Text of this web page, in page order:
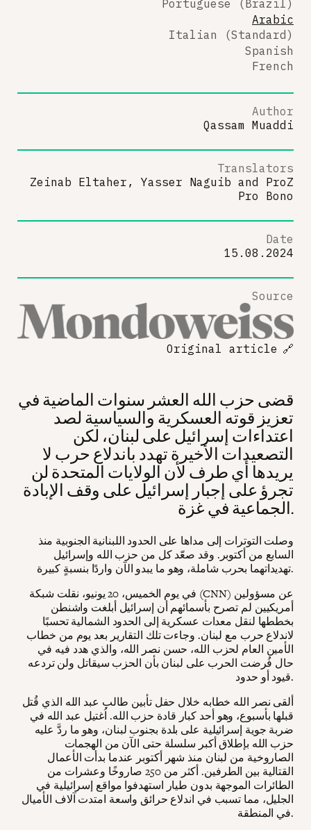
قضى حزب الله العشر سنوات الماضية في
تعزيز قوته العسكرية والسياسية لصد
اعتداءات إسرائيل على لبنان، لكن
التصعيدات الأخيرة تهدد باندلاع حرب لا
يريدها أي طرف لأن الولايات المتحدة لن
تجرؤ على إجبار إسرائيل على وقف الإبادة
الجماعية في غزة.
وصلت التوترات إلى مداها على الحدود اللبنانية الجنوبية منذ
السابع من أكتوبر. وقد صعّد كل من حزب الله وإسرائيل
تهديداتهما بحرب شاملة، وهو ما يبدو الآن واردًا بنسبةٍ كبيرة.
في يوم الخميس، 20 يونيو، نقلت شبكة (CNN) عن مسؤولين
أمريكيين لم تصرح بأسمائهم أن إسرائيل أبلغت واشنطن
بخططها لنقل معدات عسكرية إلى الحدود الشمالية تحسبًا
لاندلاع حرب مع لبنان. وجاءت تلك التقارير بعد يوم من خطاب
الأمين العام لحزب الله، حسن نصر الله، والذي هدد فيه في
حال فُرضت الحرب على لبنان بأن الحزب سيقاتل ولن تردعه
قيود أو حدود.
ألقى نصر الله خطابه خلال حفل تأبين طالب عبد الله الذي قُتل
قبلها بأسبوع، وهو أحد كبار قادة حزب الله. اُغتيل عبد الله في
ضربة جوية إسرائيلية على بلدة بجنوب لبنان، وهو ما ردَّ عليه
حزب الله بإطلاق أكبر سلسلة حتى الآن من الهجمات
الصاروخية من لبنان منذ شهر أكتوبر عندما بدأت الأعمال
القتالية بين الطرفين. أكثر من 250 صاروخًا وعشرات من
الطائرات الموجهة بدون طيار استهدفوا مواقع إسرائيلية في
الجليل، مما تسبب في اندلاع حرائق واسعة امتدت آلاف الأميال
في المنطقة.
Portuguese (Brazil)
Arabic
Italian (Standard)
Spanish
French
Author
Qassam Muaddi
Translators
Zeinab Eltaher, Yasser Naguib and ProZ
Pro Bono
Date
15.08.2024
Source
Original article 🔗